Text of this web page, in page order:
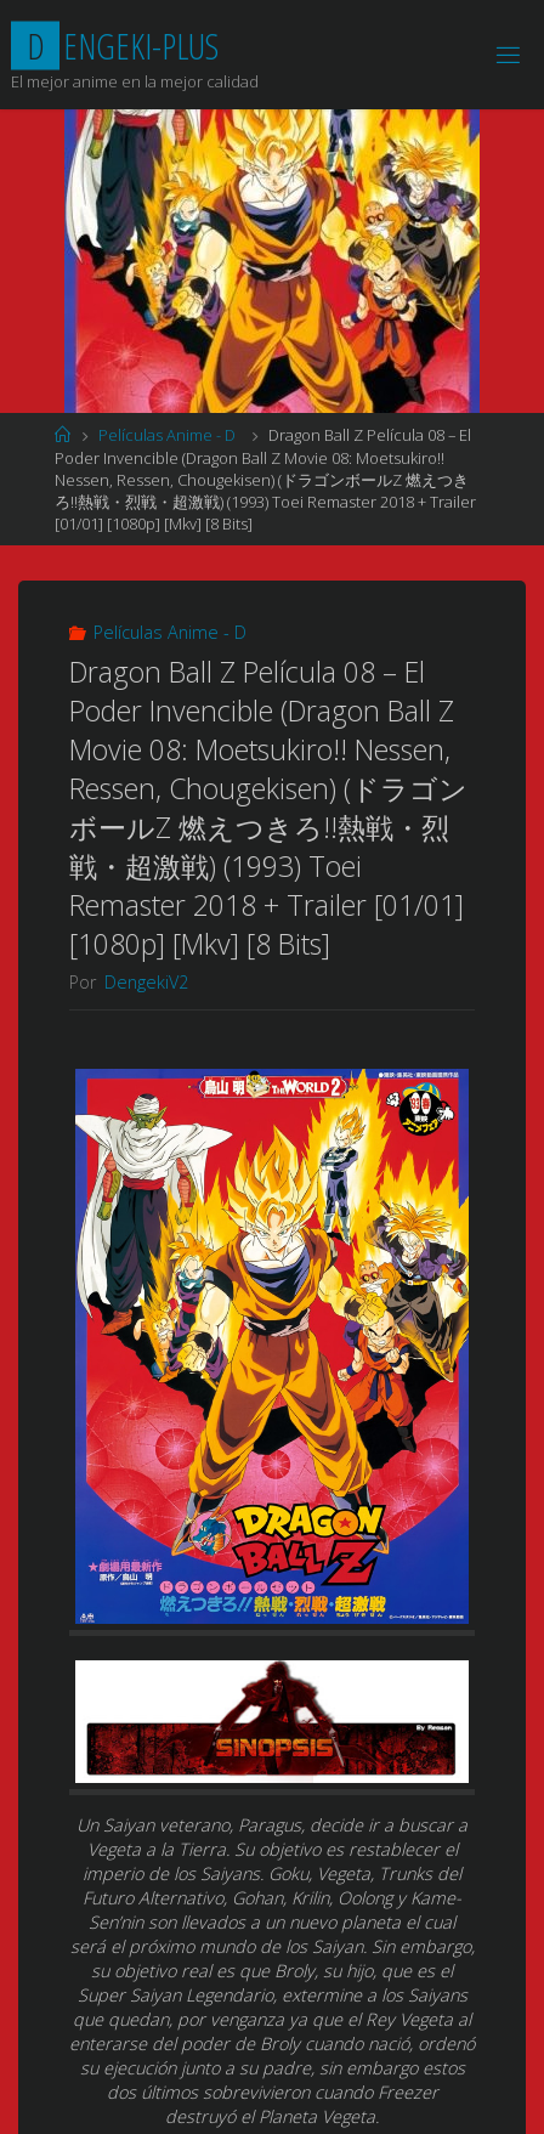
contenido
D ENGEKI-PLUS
El mejor anime en la mejor calidad
Página
de
Inicio
Películas Anime - D
Dragon Ball Z Película 08 – El
Poder Invencible (Dragon Ball Z Movie 08: Moetsukiro!!
Nessen, Ressen, Chougekisen) (ドラゴンボールZ 燃えつき
ろ!!熱戦・烈戦・超激戦) (1993) Toei Remaster 2018 + Trailer
[01/01] [1080p] [Mkv] [8 Bits]
Películas Anime - D
Dragon Ball Z Película 08 – El
Poder Invencible (Dragon Ball Z
Movie 08: Moetsukiro!! Nessen,
Ressen, Chougekisen) (ドラゴン
ボールZ 燃えつきろ!!熱戦・烈
戦・超激戦) (1993) Toei
Remaster 2018 + Trailer [01/01]
[1080p] [Mkv] [8 Bits]
Por DengekiV2
Un Saiyan veterano, Paragus, decide ir a buscar a
Vegeta a la Tierra. Su objetivo es restablecer el
imperio de los Saiyans. Goku, Vegeta, Trunks del
Futuro Alternativo, Gohan, Krilin, Oolong y Kame-
Sen’nin son llevados a un nuevo planeta el cual
será el próximo mundo de los Saiyan. Sin embargo,
su objetivo real es que Broly, su hijo, que es el
Super Saiyan Legendario, extermine a los Saiyans
que quedan, por venganza ya que el Rey Vegeta al
enterarse del poder de Broly cuando nació, ordenó
su ejecución junto a su padre, sin embargo estos
dos últimos sobrevivieron cuando Freezer
destruyó el Planeta Vegeta.